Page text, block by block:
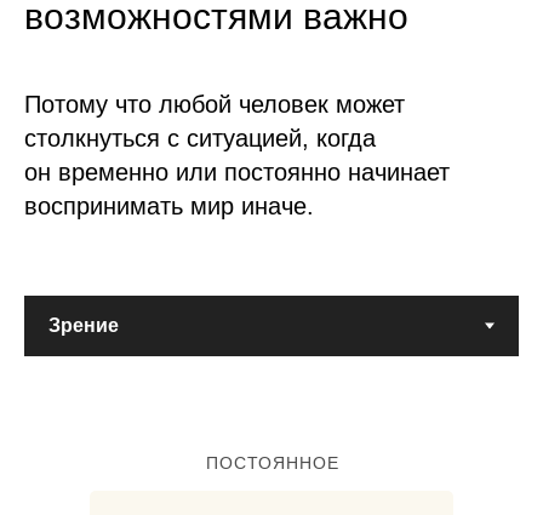
возможностями важно
Потому что любой человек может
столкнуться с ситуацией, когда
он временно или постоянно начинает
воспринимать мир иначе.
ПОСТОЯННОЕ